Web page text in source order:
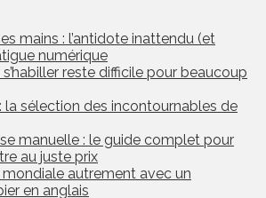
mains : l’antidote inattendu (et
numérique
reste difficile pour beaucoup
la sélection des incontournables de
manuelle : le guide complet pour
au juste prix
mondiale autrement avec un
en anglais